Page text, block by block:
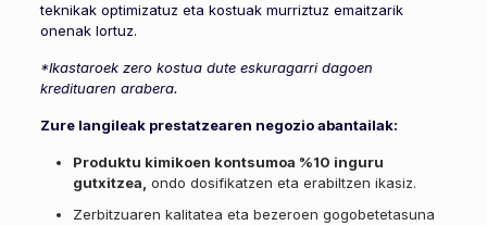
teknikak optimizatuz eta kostuak murriztuz emaitzarik
onenak lortuz.
*Ikastaroek zero kostua dute eskuragarri dagoen
kredituaren arabera.
Zure langileak prestatzearen negozio abantailak:
Produktu kimikoen kontsumoa %10 inguru
gutxitzea, ondo dosifikatzen eta erabiltzen ikasiz.
Zerbitzuaren kalitatea eta bezeroen gogobetetasuna